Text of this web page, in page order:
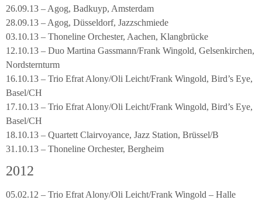
26.09.13 – Agog, Badkuyp, Amsterdam
28.09.13 – Agog, Düsseldorf, Jazzschmiede
03.10.13 – Thoneline Orchester, Aachen, Klangbrücke
12.10.13 – Duo Martina Gassmann/Frank Wingold, Gelsenkirchen,
Nordsternturm
16.10.13 – Trio Efrat Alony/Oli Leicht/Frank Wingold, Bird’s Eye,
Basel/CH
17.10.13 – Trio Efrat Alony/Oli Leicht/Frank Wingold, Bird’s Eye,
Basel/CH
18.10.13 – Quartett Clairvoyance, Jazz Station, Brüssel/B
31.10.13 – Thoneline Orchester, Bergheim
2012
05.02.12 – Trio Efrat Alony/Oli Leicht/Frank Wingold – Halle